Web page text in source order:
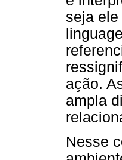
seja
ação.
ampla
Nesse